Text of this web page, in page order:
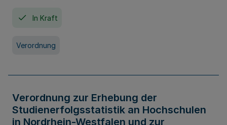
In Kraft
Verordnung
Verordnung zur Erhebung der
Studienerfolgsstatistik an Hochschulen
in Nordrhein-Westfalen und zur